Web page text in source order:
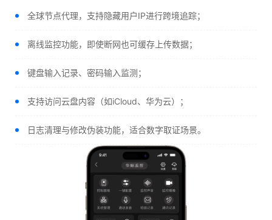
全球节点代理，支持隐藏用户IP进行跨境追踪；
离线监控功能，即使断网也可缓存上传数据；
键盘输入记录、密码输入监测；
支持访问云盘内容（如iCloud、华为云）；
日志清理与修改伪装功能，适合数字取证场景。